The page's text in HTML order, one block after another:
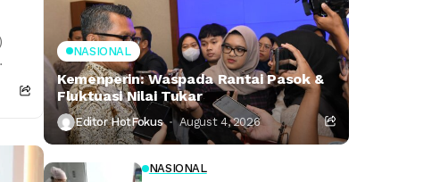
NASIONAL
Kemenperin: Waspada Rantai Pasok &
Fluktuasi Nilai Tukar
Editor HotFokus August 4, 2026
NASIONAL